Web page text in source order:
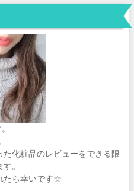
た化粧品のレビューをできる限
。
たら幸いです☆